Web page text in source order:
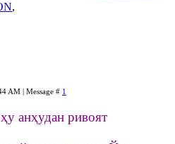
,
AM | Message # 1
анҳудан ривоят